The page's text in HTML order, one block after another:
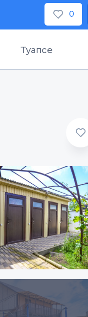
0
Туапсе